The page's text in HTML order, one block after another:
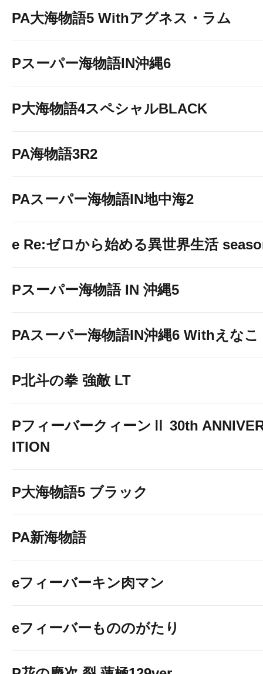
PA大海物語5 Withアグネス・ラム
Pスーパー海物語IN沖縄6
P大海物語4スペシャルBLACK
PA海物語3R2
PAスーパー海物語IN地中海2
e Re:ゼロから始める異世界生活
Pスーパー海物語 IN 沖縄5
PAスーパー海物語IN沖縄6 Withえなこ
P北斗の拳 強敵 LT
PフィーバークィーンⅡ 30th
ITION
P大海物語5 ブラック
PA新海物語
eフィーバーキン肉マン
eフィーバーもののがたり